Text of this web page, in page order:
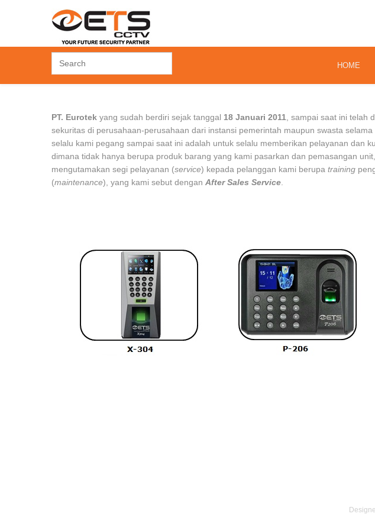
HOME
Hard Disk Drive
Others
Time Attendant
Time Attendant +
Access Door
PT. Eurotek yang sudah berdiri sejak tanggal 18 Januari 2011 , sampai saat ini telah
sekuritas di perusahaan-perusahaan dari instansi pemerintah maupun swasta
selalu kami pegang sampai saat ini adalah untuk selalu memberikan pelayanan dan
dimana tidak hanya berupa produk barang yang kami pasarkan dan pemasangan
mengutamakan segi pelayanan (service) kepada pelanggan kami berupa training
(maintenance), yang kami sebut dengan After Sales Service